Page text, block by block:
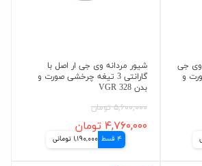
5 تیغه وی جی
و
شیور مردانه وی جی ار اصل با
گارانتی 3 تیغه چرخشی صورت و
بدن VGR 328
۵,۶۰۰,۰۰۰ تومان
۴,۷۶۰,۰۰۰ تومان
4 قسط 1,190,000 تومانی